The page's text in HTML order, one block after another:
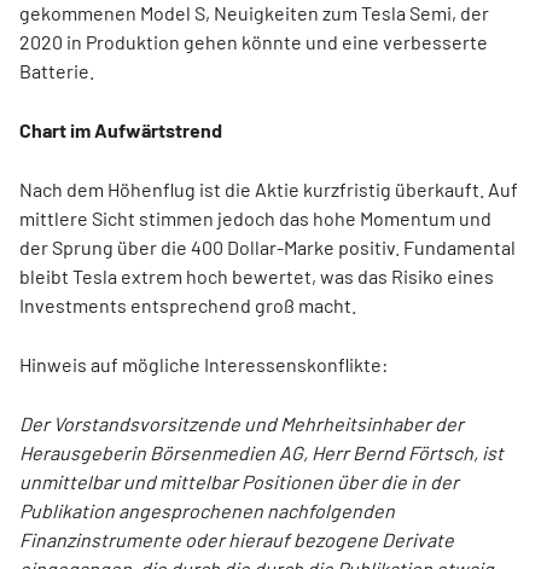
gekommenen Model S, Neuigkeiten zum Tesla Semi, der
2020 in Produktion gehen könnte und eine verbesserte
Batterie.
Chart im Aufwärtstrend
Nach dem Höhenflug ist die Aktie kurzfristig überkauft. Auf
mittlere Sicht stimmen jedoch das hohe Momentum und
der Sprung über die 400 Dollar-Marke positiv. Fundamental
bleibt Tesla extrem hoch bewertet, was das Risiko eines
Investments entsprechend groß macht.
Hinweis auf mögliche Interessenskonflikte:
Der Vorstandsvorsitzende und Mehrheitsinhaber der
Herausgeberin Börsenmedien AG, Herr Bernd Förtsch, ist
unmittelbar und mittelbar Positionen über die in der
Publikation angesprochenen nachfolgenden
Finanzinstrumente oder hierauf bezogene Derivate